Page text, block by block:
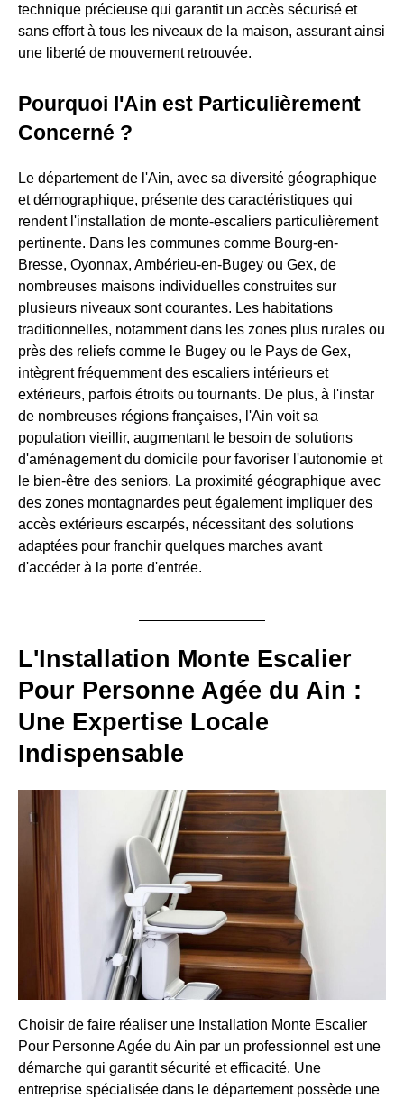
technique précieuse qui garantit un accès sécurisé et
sans effort à tous les niveaux de la maison, assurant ainsi
une liberté de mouvement retrouvée.
Pourquoi l'Ain est Particulièrement
Concerné ?
Le département de l'Ain, avec sa diversité géographique
et démographique, présente des caractéristiques qui
rendent l'installation de monte-escaliers particulièrement
pertinente. Dans les communes comme Bourg-en-
Bresse, Oyonnax, Ambérieu-en-Bugey ou Gex, de
nombreuses maisons individuelles construites sur
plusieurs niveaux sont courantes. Les habitations
traditionnelles, notamment dans les zones plus rurales ou
près des reliefs comme le Bugey ou le Pays de Gex,
intègrent fréquemment des escaliers intérieurs et
extérieurs, parfois étroits ou tournants. De plus, à l'instar
de nombreuses régions françaises, l'Ain voit sa
population vieillir, augmentant le besoin de solutions
d'aménagement du domicile pour favoriser l'autonomie et
le bien-être des seniors. La proximité géographique avec
des zones montagnardes peut également impliquer des
accès extérieurs escarpés, nécessitant des solutions
adaptées pour franchir quelques marches avant
d'accéder à la porte d'entrée.
L'Installation Monte Escalier
Pour Personne Agée du Ain :
Une Expertise Locale
Indispensable
Choisir de faire réaliser une Installation Monte Escalier
Pour Personne Agée du Ain par un professionnel est une
démarche qui garantit sécurité et efficacité. Une
entreprise spécialisée dans le département possède une